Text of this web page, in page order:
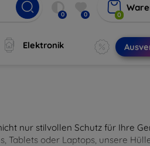
0 0 0
Elektronik
nur stilvollen Schutz für Ihre
Tablets oder Laptops, unsere